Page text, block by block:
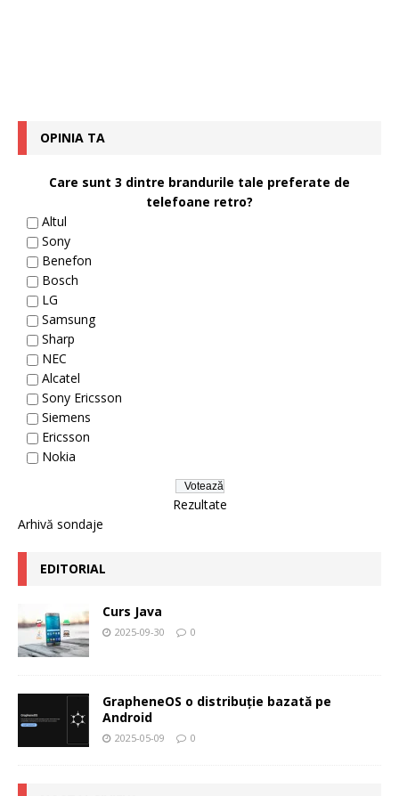
OPINIA TA
Care sunt 3 dintre brandurile tale preferate de
telefoane retro?
Altul
Sony
Benefon
Bosch
LG
Samsung
Sharp
NEC
Alcatel
Sony Ericsson
Siemens
Ericsson
Nokia
Rezultate
Arhivă sondaje
EDITORIAL
Curs Java
2025-09-30 0
GrapheneOS o distribuție bazată pe
Android
2025-05-09 0